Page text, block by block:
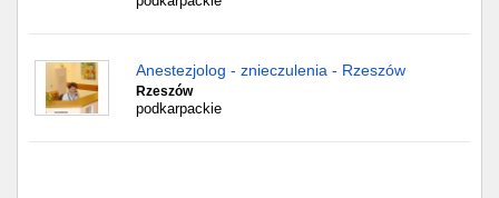
Anestezjolog - znieczulenia - Rzeszów
Rzeszów
podkarpackie
Olsztyn